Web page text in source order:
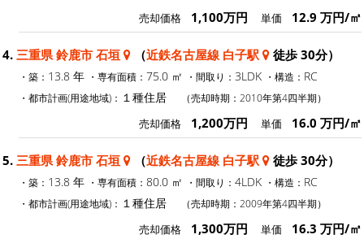
売却価格 1,100万円 単価 12.9 万円/㎡
4. 三重県 鈴鹿市 石垣 （近鉄名古屋線 白子駅 徒歩 30分）
・築： 13.8 年 ・専有面積： 75.0 ㎡ ・間取り： 3LDK ・構造： RC
・都市計画(用途地域)： １種住居 （売却時期：2010年第4四半期）
売却価格 1,200万円 単価 16.0 万円/㎡
5. 三重県 鈴鹿市 石垣 （近鉄名古屋線 白子駅 徒歩 30分）
・築： 13.8 年 ・専有面積： 80.0 ㎡ ・間取り： 4LDK ・構造： RC
・都市計画(用途地域)： １種住居 （売却時期：2009年第4四半期）
売却価格 1,300万円 単価 16.3 万円/㎡